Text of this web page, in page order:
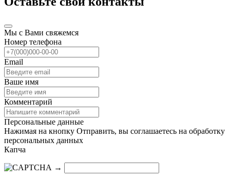
Мы с Вами свяжемся
Номер телефона
Email
Ваше имя
Комментарий
Персональные данные
Нажимая на кнопку Отправить, вы соглашаетесь на обработку
персональных данных
Капча
→